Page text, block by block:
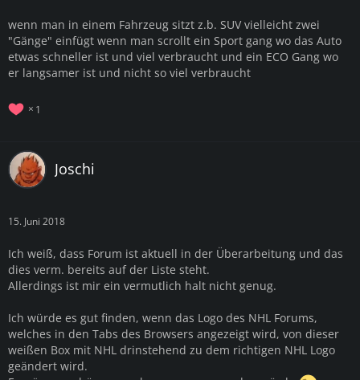
wenn man in einem Fahrzeug sitzt z.b. SUV vielleicht zwei
"Gänge" einfügt wenn man scrollt ein Sport gang wo das Auto
etwas schneller ist und viel verbraucht und ein ECO Gang wo
er langsamer ist und nicht so viel verbraucht
1
Joschi
15. Juni 2018
Ich weiß, dass Forum ist aktuell in der Überarbeitung und das
dies verm. bereits auf der Liste steht.
Allerdings ist mir ein vermutlich halt nicht genug.
Ich würde es gut finden, wenn das Logo des NHL Forums,
welches in den Tabs des Browsers angezeigt wird, von dieser
weißen Box mit NHL drinstehend zu dem richtigen NHL Logo
geändert wird.